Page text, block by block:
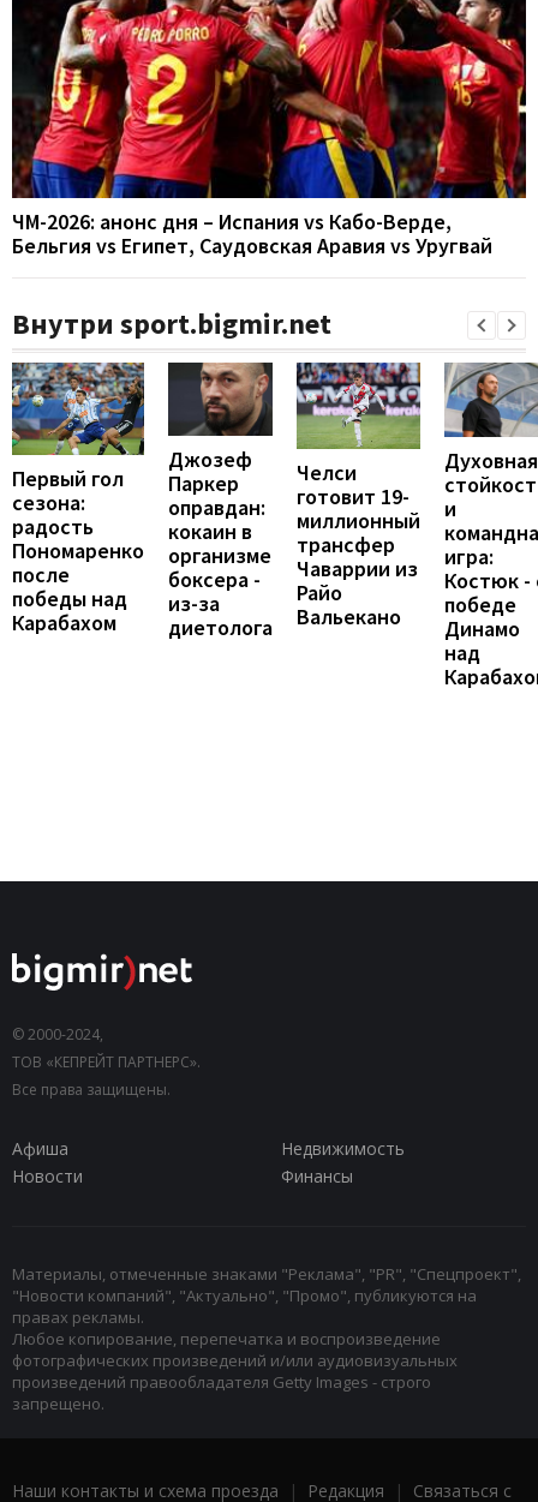
ЧМ-2026: анонс дня – Испания vs Кабо-Верде,
Бельгия vs Египет, Саудовская Аравия vs Уругвай
Внутри sport.bigmir.net
Первый гол
сезона:
радость
Пономаренко
после
победы над
Карабахом
Джозеф
Паркер
оправдан:
кокаин в
организме
боксера -
из-за
диетолога
Челси
готовит 19-
миллионный
трансфер
Чаваррии из
Райо
Вальекано
Духовная
и
игра:
Костюк -
победе
Динамо
над
© 2000-2024,
ТОВ «КЕПРЕЙТ ПАРТНЕРС».
Все права защищены.
Афиша
Недвижимость
Новости
Финансы
Материалы, отмеченные знаками "Реклама", "PR", "Спецпроект",
"Новости компаний", "Актуально", "Промо", публикуются на
правах рекламы.
Любое копирование, перепечатка и воспроизведение
фотографических произведений и/или аудиовизуальных
произведений правообладателя Getty Images - строго
запрещено.
Наши контакты и схема проезда | Редакция | Связаться с